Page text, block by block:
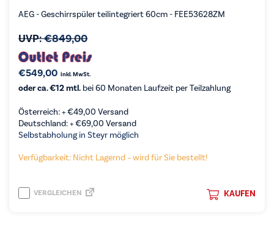
AEG - Geschirrspüler teilintegriert 60cm - FEE53628ZM
UVP:€849,00
€549,00 inkl. MwSt.
oder ca. €12 mtl. bei 60 Monaten Laufzeit per Teilzahlung
Österreich: +€49,00 Versand
Deutschland: +€69,00 Versand
Selbstabholung in Steyr möglich
Verfügbarkeit: Nicht Lagernd – wird für Sie bestellt!
KAUFEN
VERGLEICHEN